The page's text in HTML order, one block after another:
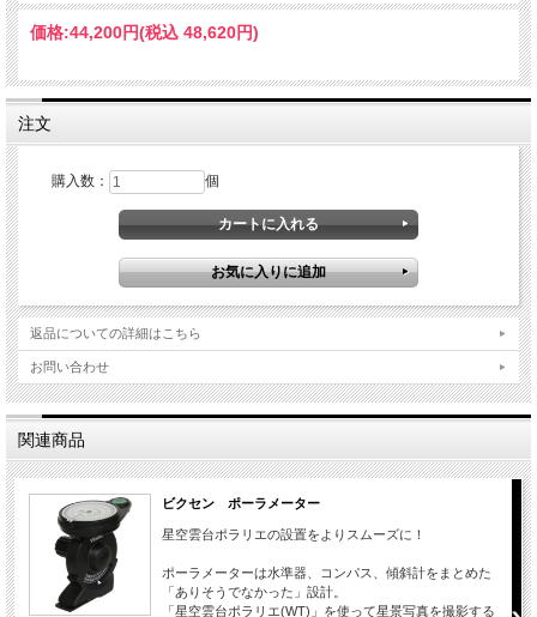
価格:44,200円(税込 48,620円)
注文
購入数： 個
返品についての詳細はこちら
お問い合わせ
関連商品
ビクセン ポーラメーター
星空雲台ポラリエの設置をよりスムーズに！
ポーラメーターは水準器、コンパス、傾斜計をまとめた
「ありそうでなかった」設計。
「星空雲台ポラリエ(WT)」を使って星景写真を撮影する